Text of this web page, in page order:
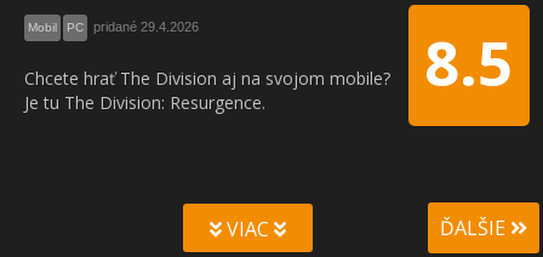
8.5
Mobil PC pridané 29.4.2026
Chcete hrať The Division aj na svojom mobile?
Je tu The Division: Resurgence.
VIAC ĎALŠIE